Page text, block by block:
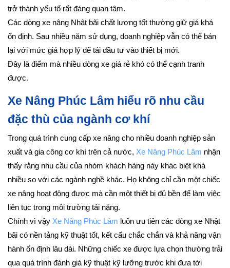
trở thành yếu tố rất đáng quan tâm.
Các dòng xe nâng Nhật bãi chất lượng tốt thường giữ giá khá
ổn định. Sau nhiều năm sử dụng, doanh nghiệp vẫn có thể bán
lại với mức giá hợp lý để tái đầu tư vào thiết bị mới.
Đây là điểm mà nhiều dòng xe giá rẻ khó có thể cạnh tranh
được.
Xe Nâng Phúc Lâm hiểu rõ nhu cầu
đặc thù của ngành cơ khí
Trong quá trình cung cấp xe nâng cho nhiều doanh nghiệp sản
xuất và gia công cơ khí trên cả nước, Xe Nâng Phúc Lâm nhận
thấy rằng nhu cầu của nhóm khách hàng này khác biệt khá
nhiều so với các ngành nghề khác. Họ không chỉ cần một chiếc
xe nâng hoạt động được mà cần một thiết bị đủ bền để làm việc
liên tục trong môi trường tải nặng.
Chính vì vậy Xe Nâng Phúc Lâm luôn ưu tiên các dòng xe Nhật
bãi có nền tảng kỹ thuật tốt, kết cấu chắc chắn và khả năng vận
hành ổn định lâu dài. Những chiếc xe được lựa chọn thường trải
qua quá trình đánh giá kỹ thuật kỹ lưỡng trước khi đưa tới